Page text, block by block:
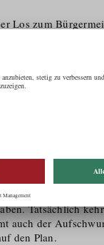
Los zum
Bankrott. Die
die Krise aber
auch der
aber, die ihm
die Werke des
einzuführen,
er den strengen
und die örtliche
herkömmlichen
damit es gültig
anfänglichem
Tatsächlich
auch der
den Plan.